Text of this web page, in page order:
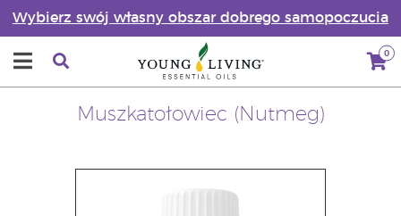
Wybierz swój własny obszar dobrego samopoczucia
0
Muszkatołowiec (Nutmeg)